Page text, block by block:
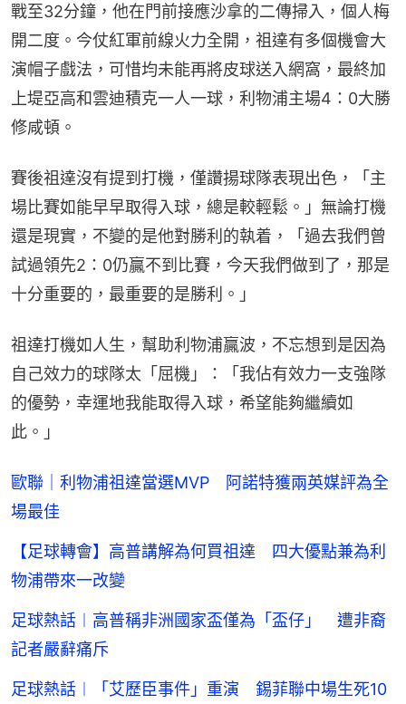
戰至32分鐘，他在門前接應沙拿的二傳掃入，個人梅
開二度。今仗紅軍前線火力全開，祖達有多個機會大
演帽子戲法，可惜均未能再將皮球送入網窩，最終加
上堤亞高和雲迪積克一人一球，利物浦主場4：0大勝
修咸頓。
賽後祖達沒有提到打機，僅讚揚球隊表現出色，「主
場比賽如能早早取得入球，總是較輕鬆。」無論打機
還是現實，不變的是他對勝利的執着，「過去我們曾
試過領先2：0仍贏不到比賽，今天我們做到了，那是
十分重要的，最重要的是勝利。」
祖達打機如人生，幫助利物浦贏波，不忘想到是因為
自己效力的球隊太「屈機」：「我佔有效力一支強隊
的優勢，幸運地我能取得入球，希望能夠繼續如
此。」
歐聯｜利物浦祖達當選MVP 阿諾特獲兩英媒評為全
場最佳
【足球轉會】高普講解為何買祖達 四大優點兼為利
物浦帶來一改變
足球熱話︱高普稱非洲國家盃僅為「盃仔」 遭非裔
記者嚴辭痛斥
足球熱話︱「艾歷臣事件」重演 錫菲聯中場生死10